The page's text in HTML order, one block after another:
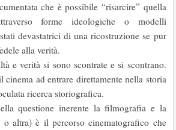
che è possibile “risarcire” quella
forme ideologiche o modelli
devastatrici di una ricostruzione se pur
alla verità.
e verità si sono scontrate e si scontrano.
cinema ad entrare direttamente nella storia
ricerca storiografica.
questione inerente la filmografia e la
o altra) è il percorso cinematografico che